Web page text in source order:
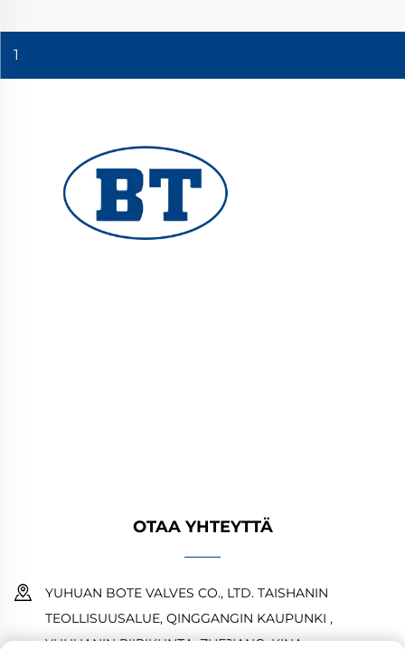
1
OTAA YHTEYTTÄ
YUHUAN BOTE VALVES CO., LTD. TAISHANIN
TEOLLISUUSALUE, QINGGANGIN KAUPUNKI ,
YUHUANIN PIIRIKUNTA ,ZHEJIANG ,KINA